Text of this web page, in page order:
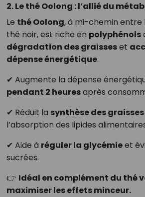
2. Le thé Oolong : l’allié du
Le thé Oolong, à mi-chemin
thé noir, est riche en polyphénols
dégradation des graisseset
dépense énergétique.
✔ Augmente la dépense
pendant 2 heuresaprès
✔ Réduit la synthèse des graisses
l’absorption des lipides
✔ Aide à réguler la glycémieet
sucrées.
👉 Idéal en complément du thé
maximiser les effets minceur.